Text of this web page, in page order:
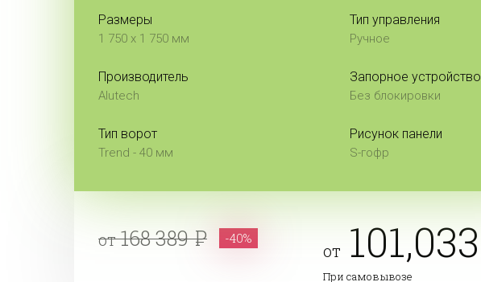
Размеры
1 750 x 1 750 мм
Производитель
Alutech
Тип ворот
Trend - 40 мм
Тип управления
Ручное
Запорное устройство
Без блокировки
Рисунок панели
S-гофр
от168 389 -40%
от 101,033
При самовывозе